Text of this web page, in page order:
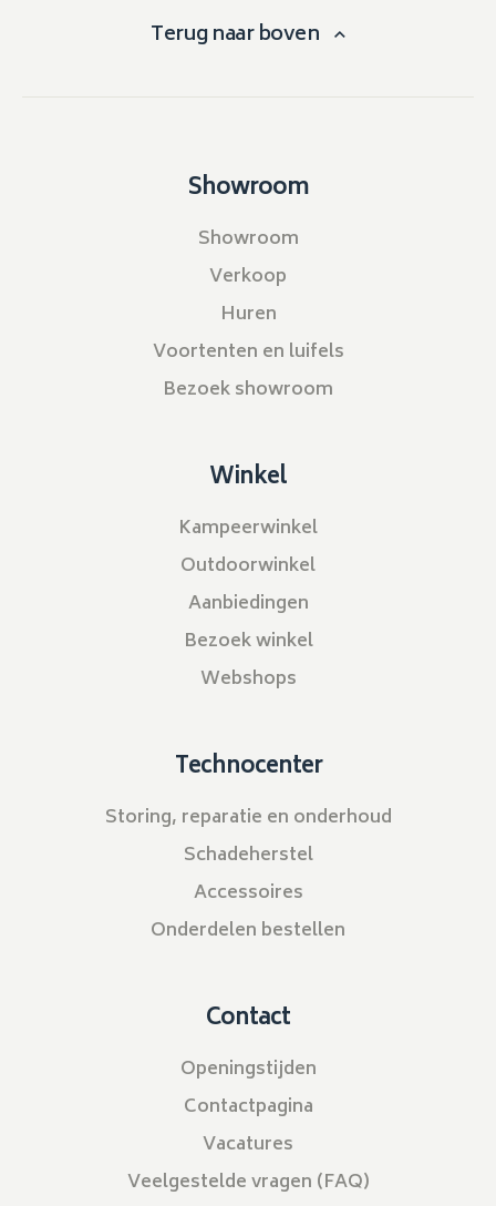
Terug naar boven
Showroom
Showroom
Verkoop
Huren
Voortenten en luifels
Bezoek showroom
Winkel
Kampeerwinkel
Outdoorwinkel
Aanbiedingen
Bezoek winkel
Webshops
Technocenter
Storing, reparatie en onderhoud
Schadeherstel
Accessoires
Onderdelen bestellen
Contact
Openingstijden
Contactpagina
Vacatures
Veelgestelde vragen (FAQ)